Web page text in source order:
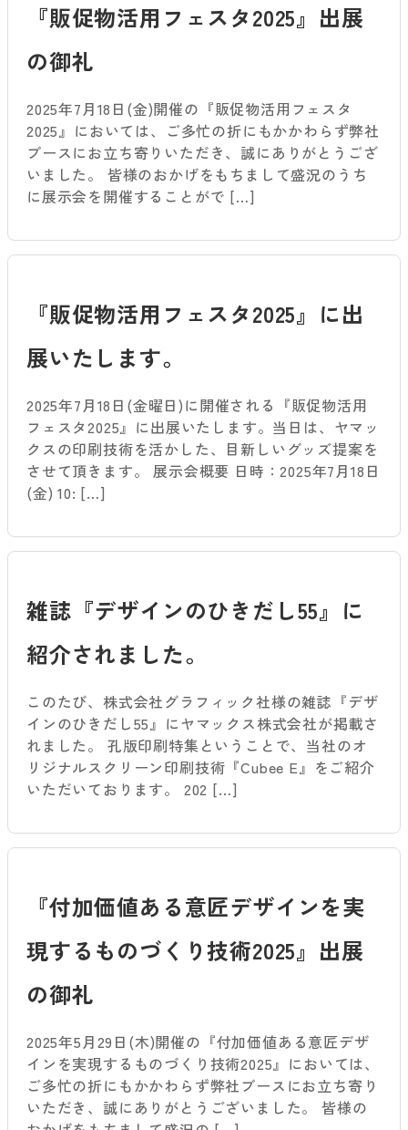
『販促物活用フェスタ2025』出展
の御礼
2025年7月18日(金)開催の『販促物活用フェスタ
2025』においては、ご多忙の折にもかかわらず弊社
ブースにお立ち寄りいただき、誠にありがとうござ
いました。 皆様のおかげをもちまして盛況のうち
に展示会を開催することがで […]
『販促物活用フェスタ2025』に出
展いたします。
2025年7月18日(金曜日)に開催される『販促物活用
フェスタ2025』に出展いたします。当日は、ヤマッ
クスの印刷技術を活かした、目新しいグッズ提案を
させて頂きます。 展示会概要 日時：2025年7月18日
(金) 10: […]
雑誌『デザインのひきだし55』に
紹介されました。
このたび、株式会社グラフィック社様の雑誌『デザ
インのひきだし55』にヤマックス株式会社が掲載さ
れました。 孔版印刷特集ということで、当社のオ
リジナルスクリーン印刷技術『Cubee E』をご紹介
いただいております。 202 […]
『付加価値ある意匠デザインを実
現するものづくり技術2025』出展
の御礼
2025年5月29日(木)開催の『付加価値ある意匠デザ
インを実現するものづくり技術2025』においては、
ご多忙の折にもかかわらず弊社ブースにお立ち寄り
いただき、誠にありがとうございました。 皆様の